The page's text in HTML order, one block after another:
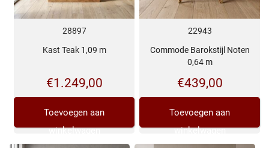
28897
Kast Teak 1,09 m
€1.249,00
Toevoegen aan
winkelwagen
22943
Commode Barokstijl Noten
0,64 m
€439,00
Toevoegen aan
winkelwagen